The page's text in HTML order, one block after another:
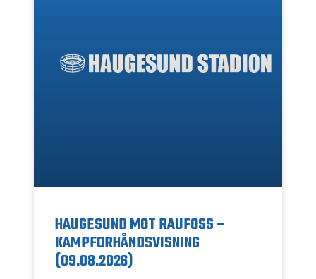
HAUGESUND MOT RAUFOSS –
KAMPFORHÅNDSVISNING
(09.08.2026)